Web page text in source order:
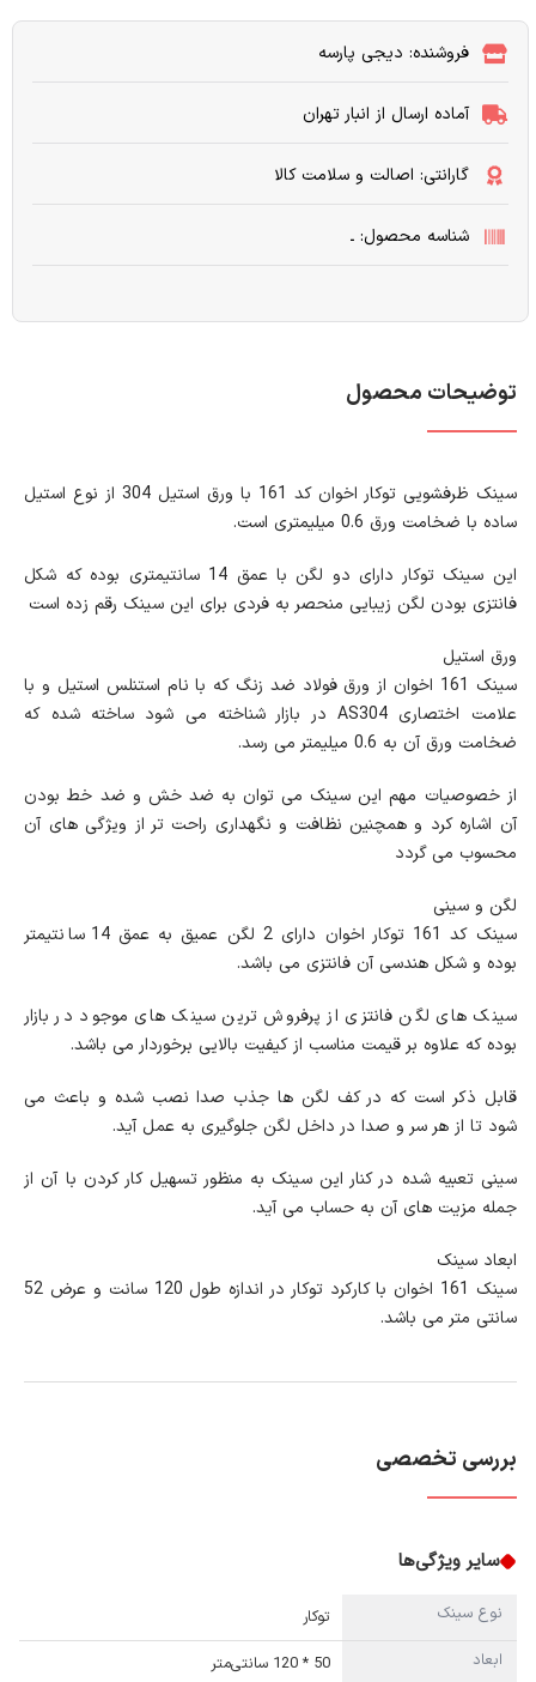
فروشنده: دیجی پارسه
آماده ارسال از انبار تهران
گارانتی: اصالت و سلامت کالا
شناسه محصول: ـ
توضیحات محصول
سینک ظرفشویی توکار اخوان کد 161 با ورق استیل 304 از نوع استیل
ساده با ضخامت ورق 0.6 میلیمتری است.
این سینک توکار دارای دو لگن با عمق 14 سانتیمتری بوده که شکل
فانتزی بودن لگن زیبایی منحصر به فردی برای این سینک رقم زده است
ورق استیل
سینک 161 اخوان از ورق فولاد ضد زنگ که با نام استنلس استیل و با
علامت اختصاری AS304 در بازار شناخته می شود ساخته شده که
ضخامت ورق آن به 0.6 میلیمتر می رسد.
از خصوصیات مهم این سینک می توان به ضد خش و ضد خط بودن
آن اشاره کرد و همچنین نظافت و نگهداری راحت تر از ویژگی های آن
محسوب می گردد
لگن و سینی
سینک کد 161 توکار اخوان دارای 2 لگن عمیق به عمق 14 سانتیمتر
بوده و شکل هندسی آن فانتزی می باشد.
سینک های لگن فانتزی از پرفروش ترین سینک های موجود در بازار
بوده که علاوه بر قیمت مناسب از کیفیت بالایی برخوردار می باشد.
قابل ذکر است که در کف لگن ها جذب صدا نصب شده و باعث می
شود تا از هر سر و صدا در داخل لگن جلوگیری به عمل آید.
سینی تعبیه شده در کنار این سینک به منظور تسهیل کار کردن با آن از
جمله مزیت های آن به حساب می آید.
ابعاد سینک
سینک 161 اخوان با کارکرد توکار در اندازه طول 120 سانت و عرض 52
سانتی متر می باشد.
بررسی تخصصی
سایر ویژگی‌ها
نوع سینک
توکار
ابعاد
50 * 120 سانتی‌متر